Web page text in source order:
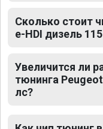
Сколько стоит
e-HDI дизель
Увеличится ли
тюнинга
лс?